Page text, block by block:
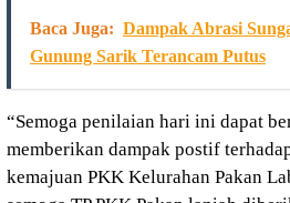
Baca Juga: Dampak Abrasi
Gunung Sarik Terancam Putus
“Semoga penilaian hari ini dapat
memberikan dampak postif
kemajuan PKK Kelurahan Pakan